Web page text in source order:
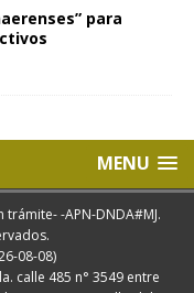
para
MENU
-APN-DNDA#MJ.
08-08)
calle 485 n° 3549 entre